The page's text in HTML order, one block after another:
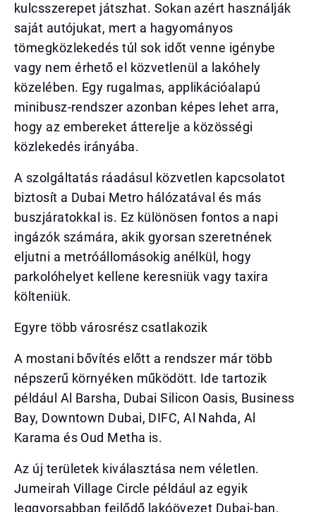
kulcsszerepet játszhat. Sokan azért használják
saját autójukat, mert a hagyományos
tömegközlekedés túl sok időt venne igénybe
vagy nem érhető el közvetlenül a lakóhely
közelében. Egy rugalmas, applikációalapú
minibusz-rendszer azonban képes lehet arra,
hogy az embereket átterelje a közösségi
közlekedés irányába.
A szolgáltatás ráadásul közvetlen kapcsolatot
biztosít a Dubai Metro hálózatával és más
buszjáratokkal is. Ez különösen fontos a napi
ingázók számára, akik gyorsan szeretnének
eljutni a metróállomásokig anélkül, hogy
parkolóhelyet kellene keresniük vagy taxira
költeniük.
Egyre több városrész csatlakozik
A mostani bővítés előtt a rendszer már több
népszerű környéken működött. Ide tartozik
például Al Barsha, Dubai Silicon Oasis, Business
Bay, Downtown Dubai, DIFC, Al Nahda, Al
Karama és Oud Metha is.
Az új területek kiválasztása nem véletlen.
Jumeirah Village Circle például az egyik
leggyorsabban fejlődő lakóövezet Dubai-ban,